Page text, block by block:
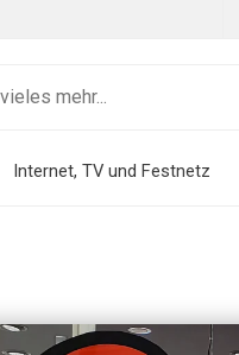
Internet, TV und Festnetz